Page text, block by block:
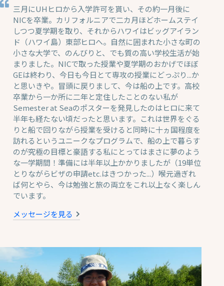
三月にUHヒロから入学許可を貰い、その約一月後に
NICを卒業。カリフォルニアで二カ月ほどホームステイ
しつつ夏学期を取り、それからハワイはビッグアイラン
ド（ハワイ島）東部ヒロへ。自然に囲まれた小さな町の
小さな大学で、のんびりと、でも質の高い学校生活が始
まりました。NICで取った授業や夏学期のおかげでほぼ
GEは終わり、今日も今日とて専攻の授業にどっぷり...か
と思いきや。冒頭に戻りまして、今は船の上です。高校
卒業から一か所に二年と定住したことのない私が
Semester at Seaのポスターを発見したのはヒロに来て
半年も経たない頃だったと思います。これは世界をぐる
りと船で回りながら授業を受けると同時に十ヵ国程度を
訪れるというユニークなプログラムで、船の上で暮らす
のが究極の目標と豪語する私にとってはまさに夢のよう
な一学期間！準備には半年以上かかりましたが（19単位
とりながらビザの申請etc.はきつかった...）喉元過ぎれ
ば何とやら、今は勉強と旅の両立をこれ以上なく楽しん
でいます。
メッセージを見る